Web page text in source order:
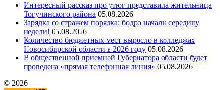
Интересный рассказ про утюг представила жительница
Тогучинского района 05.08.2026
Зарядка со стражем порядка: бодро начали середину
недели! 05.08.2026
Количество бюджетных мест выросло в колледжах
Новосибирской области в 2026 году 05.08.2026
В общественной приемной Губернатора области будет
проведена «прямая телефонная линия» 05.08.2026
© 2026